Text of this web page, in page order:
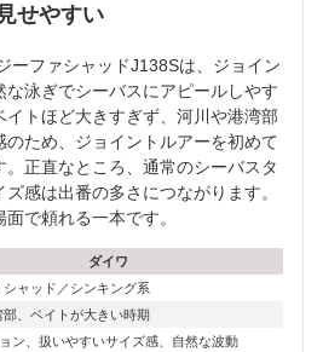
せやすい
ーファシャッドJ138Sは、ジョイン
な泳ぎでシーバスにアピールしやす
イトほど大きすぎず、河川や港湾部
のため、ジョイントルアーを初めて
正直なところ、通常のシーバスタ
感は出番の多さにつながります。
で頼れる一本です。
ダイワ
シャッド／シンキング系
、ベイトが大きい時期
ン、扱いやすいサイズ感、自然な波動